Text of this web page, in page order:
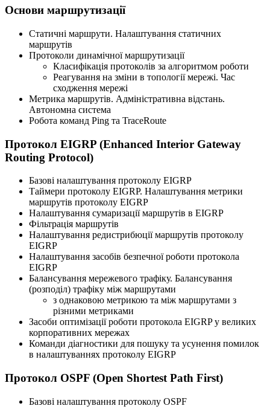
Основи маршрутизації
Статичні маршрути. Налаштування статичних
маршрутів
Протоколи динамічної маршрутизації
Класифікація протоколів за алгоритмом роботи
Реагування на зміни в топології мережі. Час
сходження мережі
Метрика маршрутів. Адміністративна відстань.
Автономна система
Робота команд Ping та TraceRoute
Протокол EIGRP (Enhanced Interior Gateway
Routing Protocol)
Базові налаштування протоколу EIGRP
Таймери протоколу EIGRP. Налаштування метрики
маршрутів протоколу EIGRP
Налаштування сумаризації маршрутів в EIGRP
Фільтрація маршрутів
Налаштування редистрибюції маршрутів протоколу
EIGRP
Налаштування засобів безпечної роботи протокола
EIGRP
Балансування мережевого трафіку. Балансування
(розподіл) трафіку між маршрутами
з однаковою метрикою та між маршрутами з
різними метриками
Засоби оптимізації роботи протокола EIGRP у великих
корпоративних мережах
Команди діагностики для пошуку та усунення помилок
в налаштуваннях протоколу EIGRP
Протокол OSPF (Open Shortest Path First)
Базові налаштування протоколу OSPF